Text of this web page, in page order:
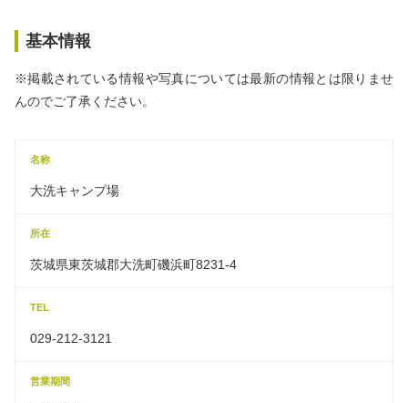
基本情報
※掲載されている情報や写真については最新の情報とは限りませ
んのでご了承ください。
名称
大洗キャンプ場
所在
茨城県東茨城郡大洗町磯浜町8231-4
TEL
029-212-3121
営業期間